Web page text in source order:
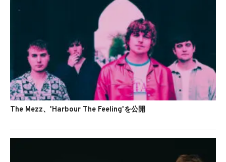
The Mezz、'Harbour The Feeling'を公開